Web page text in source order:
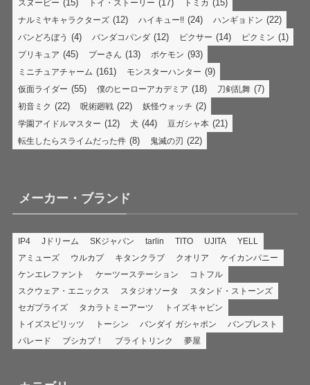
スヌーピー (15) トイ・ストーリー (17) トミカ (15)
ナルミヤキャラクターズ (12) ハイキュー!! (24) ハンギョドン (22)
パンどろぼう (4) パンダコパンダ (12) ピクサー (14) ピクミン (1)
プリキュア (45) プーさん (13) ポケモン (93)
ミニチュアチャーム (161) モンスターハンター (9)
仮面ライダー (55) 僕のヒーローアカデミア (18) 刀剣乱舞 (7)
初音ミク (22) 呪術廻戦 (22) 妖怪ウォッチ (2)
学園アイドルマスター (12) 犬 (44) 豆ガシャ本 (21)
転生したらスライムだった件 (8) 鬼滅の刃 (22)
メーカー・ブランド
IP4 Jドリーム SKジャパン tarlin TITO UJITA
YELL
アミューズ
ウルカプ キタンクラブ クオリア
ケイカンパニー
ケンエレファント
ケーツーステーション
コトフル
スクウェア・エニックス
スタジオソータ
スタンド・ストーンズ
セガプライズ
タカラトミーアーツ
トイズキャビン
トイズスピリッツ
トーシン バンダイ ガシャポン
バンプレスト
パレード
ブシカプ！ ブライトリンク 夢屋